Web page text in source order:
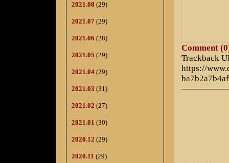
2021.08 (29)
2021.07 (29)
2021.06 (28)
2021.05 (29)
2021.04 (29)
2021.03 (31)
2021.02 (27)
2021.01 (30)
2020.12 (29)
2020.11 (29)
Comment
Trackback
https://